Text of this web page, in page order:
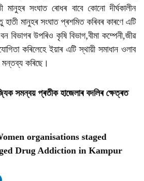
মানুহৰ সংঘাত ৰোধৰ বাবে কোনো দীৰ্ঘকালীন
মানুহৰ সংঘাত প্ৰশমিত কৰিবৰ কাৰণে এটি
বিভাগৰ উপৰিও কৃষি বিভাগ,বীমা কম্পেনী,জীৱ
কৰিলেহে ইয়াৰ এটি স্থায়ী সমাধান ওলাব
মন্তব্য কৰিছে।
সমন্বয় প্ৰতীক হাজেলাৰ বদলিৰ ক্ষেত্ৰত
organisations staged
Drug Addiction in Kampur